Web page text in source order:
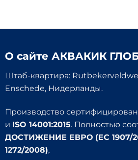
О сайте АКВАКИК
Штаб-квартира:
Enschede, Нидерланды.
Производство
и ISO 14001:2015. Полностью
ДОСТИЖЕНИЕ ЕВРО (EC 1907/
1272/2008),